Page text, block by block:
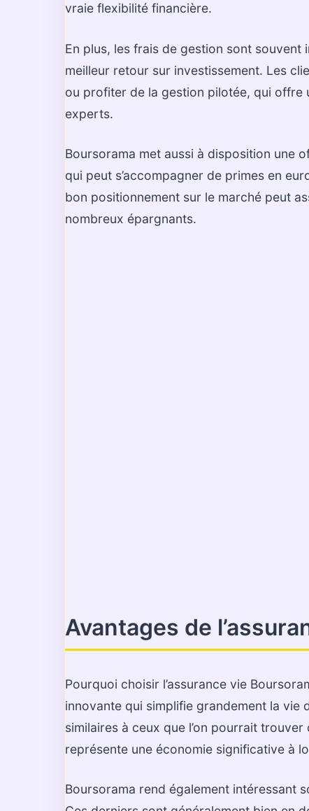
vraie flexibilité financière.
En plus, les frais de gestion sont
meilleur retour sur investissement. Les
ou profiter de la gestion pilotée, qui
experts.
Boursorama met aussi à disposition une
qui peut s’accompagner de primes en
bon positionnement sur le marché peut
nombreux épargnants.
Avantages de
Pourquoi choisir l’assurance vie
innovante qui simplifie grandement la vie
similaires à ceux que l’on pourrait
représente une économie significative à
Boursorama rend également intéressant